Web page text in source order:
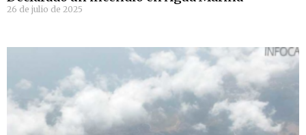
26 de julio de 2025